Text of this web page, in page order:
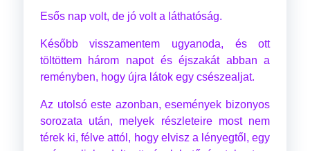
Esős nap volt, de jó volt a láthatóság.
Később visszamentem ugyanoda, és ott
töltöttem három napot és éjszakát abban a
reményben, hogy újra látok egy csészealjat.
Az utolsó este azonban, események bizonyos
sorozata után, melyek részleteire most nem
térek ki, félve attól, hogy elvisz a lényegtől, egy